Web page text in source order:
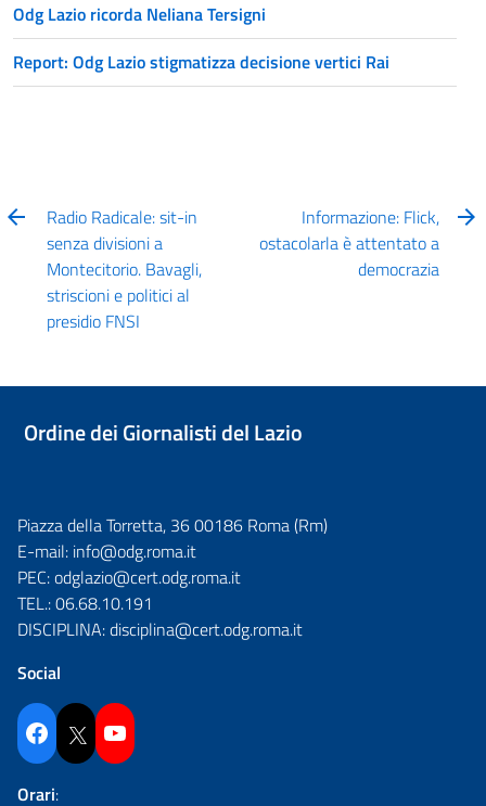
Odg Lazio ricorda Neliana Tersigni
Report: Odg Lazio stigmatizza decisione vertici Rai
Radio Radicale: sit-in
senza divisioni a
Montecitorio. Bavagli,
striscioni e politici al
presidio FNSI
Informazione: Flick,
ostacolarla è attentato a
democrazia
Ordine dei Giornalisti del Lazio
Piazza della Torretta, 36 00186 Roma (Rm)
E-mail: info@odg.roma.it
PEC:odglazio@cert.odg.roma.it
TEL.:06.68.10.191
DISCIPLINA:disciplina@cert.odg.roma.it
Social
Facebook Twitter YouTube
Orari: